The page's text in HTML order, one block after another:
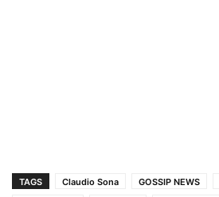
TAGS Claudio Sona GOSSIP NEWS